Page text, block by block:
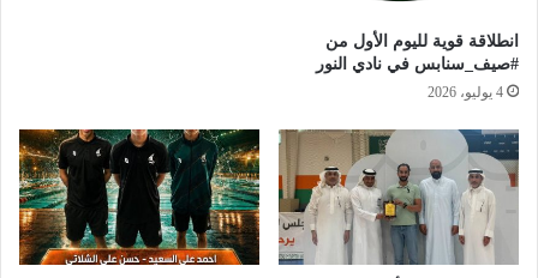
انطلاقة قوية لليوم الأول من
#صيف_سنابس في نادي النور
4 يوليو، 2026